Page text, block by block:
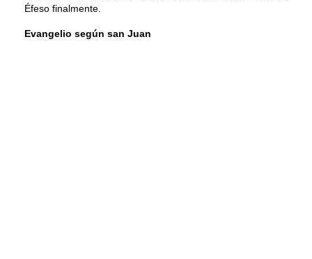
Éfeso finalmente.
Evangelio según san Juan